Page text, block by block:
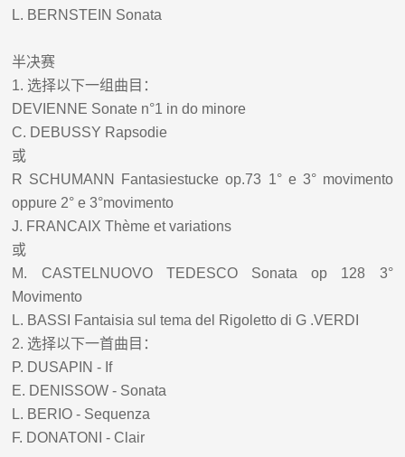
L. BERNSTEIN Sonata
半决赛
1. 选择以下一组曲目：
DEVIENNE Sonate n°1 in do minore
C. DEBUSSY Rapsodie
或
R SCHUMANN Fantasiestucke op.73 1° e 3° movimento
oppure 2° e 3°movimento
J. FRANCAIX Thème et variations
或
M. CASTELNUOVO TEDESCO Sonata op 128 3°
Movimento
L. BASSI Fantaisia sul tema del Rigoletto di G .VERDI
2. 选择以下一首曲目：
P. DUSAPIN - If
E. DENISSOW - Sonata
L. BERIO - Sequenza
F. DONATONI - Clair